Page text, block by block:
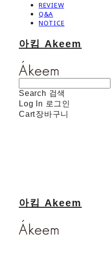
REVIEW
Q&A
NOTICE
아킴 Akeem
Search 검색
Log In 로그인
Cart장바구니
아킴 Akeem